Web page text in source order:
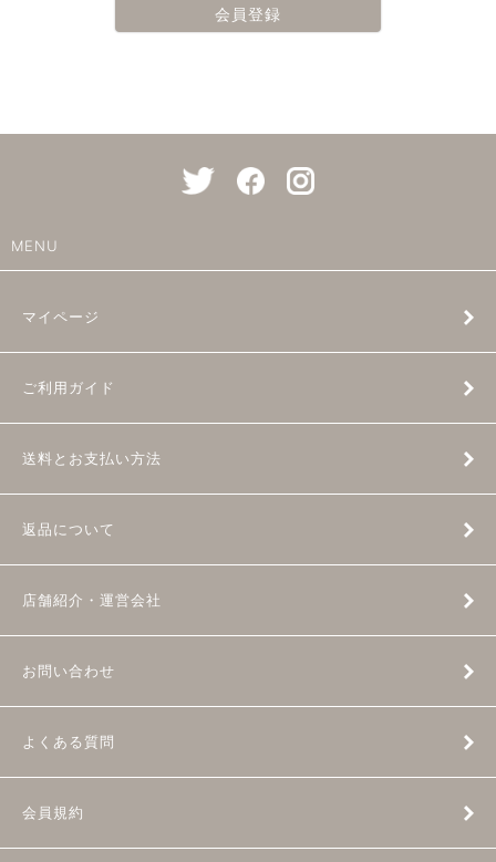
会員登録
MENU
マイページ
ご利用ガイド
送料とお支払い方法
返品について
店舗紹介・運営会社
お問い合わせ
よくある質問
会員規約